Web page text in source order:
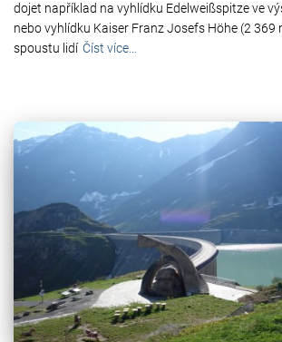
dojet například na vyhlídku Edelweißspitze ve
nebo vyhlídku Kaiser Franz Josefs Höhe (2 369
spoustu lidí Číst více…